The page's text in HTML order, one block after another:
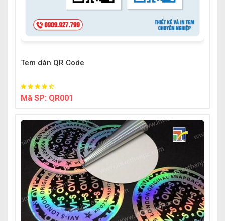
Tem dán QR Code
Mã SP: QR001